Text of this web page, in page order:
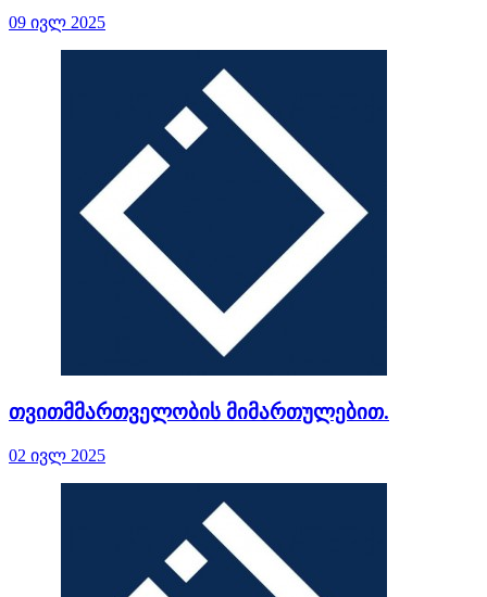
09 ივლ 2025
თვითმმართველობის მიმართულებით.
02 ივლ 2025